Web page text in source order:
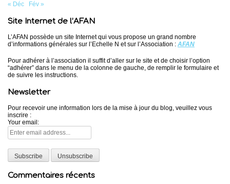
« Déc Fév »
Site Internet de l’AFAN
L’AFAN possède un site Internet qui vous propose un grand nombre
d’informations générales sur l’Echelle N et sur l’Association : AFAN
Pour adhérer à l’association il suffit d’aller sur le site et de choisir l’option
“adhérer” dans le menu de la colonne de gauche, de remplir le formulaire et
de suivre les instructions.
Newsletter
Pour recevoir une information lors de la mise à jour du blog, veuillez vous
inscrire :
Your email:
Commentaires récents